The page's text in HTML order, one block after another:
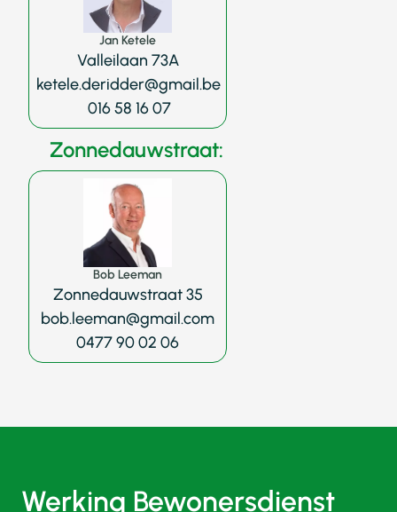
Jan Ketele
Valleilaan 73A
ketele.deridder@gmail.be
016 58 16 07
Zonnedauwstraat:
Bob Leeman
Zonnedauwstraat 35
bob.leeman@gmail.com
0477 90 02 06
Werking Bewonersdienst